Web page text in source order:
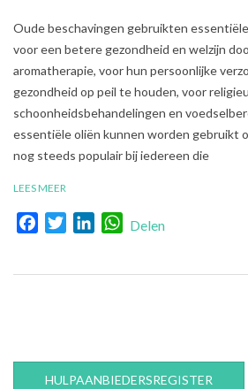
2021-
Oude beschavingen gebruikten
voor een betere gezondheid en welzijn
aromatherapie, voor hun persoonlijke
gezondheid op peil te houden, voor
schoonheidsbehandelingen en
essentiële oliën kunnen worden gebruikt
nog steeds populair bij iedereen die
LEES MEER
FacebookTwitterLinkedInWhatsApp
Delen
HULPAANBIEDERSREGISTER